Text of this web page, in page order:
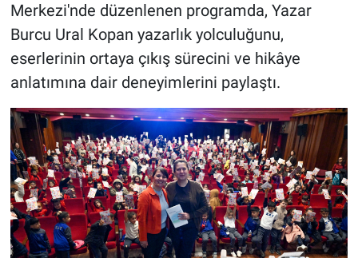
Merkezi'nde düzenlenen programda, Yazar
Burcu Ural Kopan yazarlık yolculuğunu,
eserlerinin ortaya çıkış sürecini ve hikâye
anlatımına dair deneyimlerini paylaştı.